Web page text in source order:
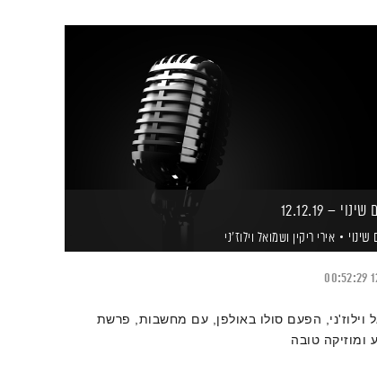
– 12.12.19
אירי ריקין ושמואל וילוז'ני
00:52:29
וילוז'ני, הפעם סולו באולפן, עם מחשבות, פרשת
ומוזיקה טובה